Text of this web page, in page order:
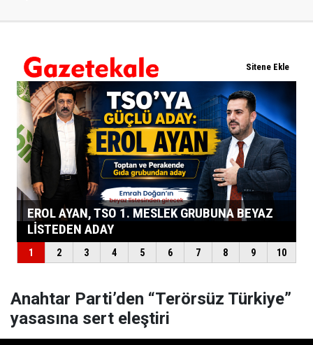
Anahtar Parti’den “Terörsüz Türkiye”
yasasına sert eleştiri